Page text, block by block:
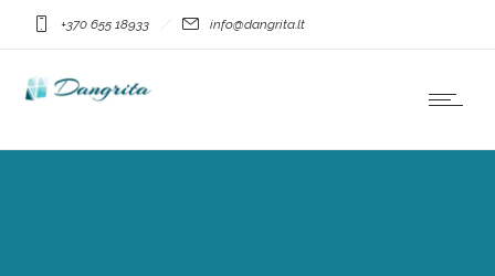
+370 655 18933 info@dangrita.lt